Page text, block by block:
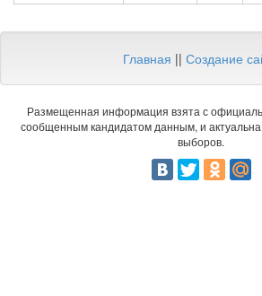
Главная || Создание
Размещенная информация взята с
сообщенным кандидатом данным, и
выборов.